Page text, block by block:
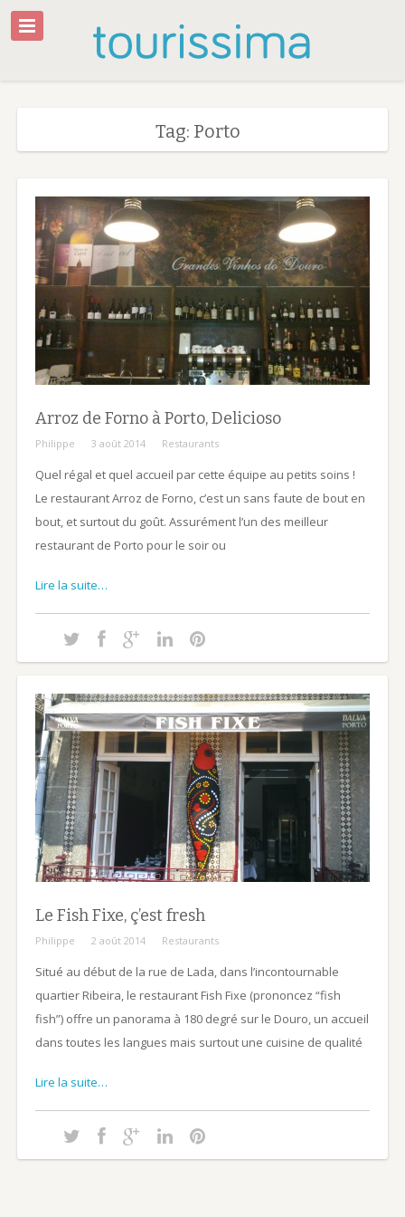
Tag: Porto
Arroz de Forno à Porto, Delicioso
Philippe 3 août 2014 Restaurants
Quel régal et quel accueil par cette équipe au petits soins !
Le restaurant Arroz de Forno, c’est un sans faute de bout en
bout, et surtout du goût. Assurément l’un des meilleur
restaurant de Porto pour le soir ou
Lire la suite…
Le Fish Fixe, ç’est fresh
Philippe 2 août 2014 Restaurants
Situé au début de la rue de Lada, dans l’incontournable
quartier Ribeira, le restaurant Fish Fixe (prononcez “fish
fish”) offre un panorama à 180 degré sur le Douro, un accueil
dans toutes les langues mais surtout une cuisine de qualité
Lire la suite…